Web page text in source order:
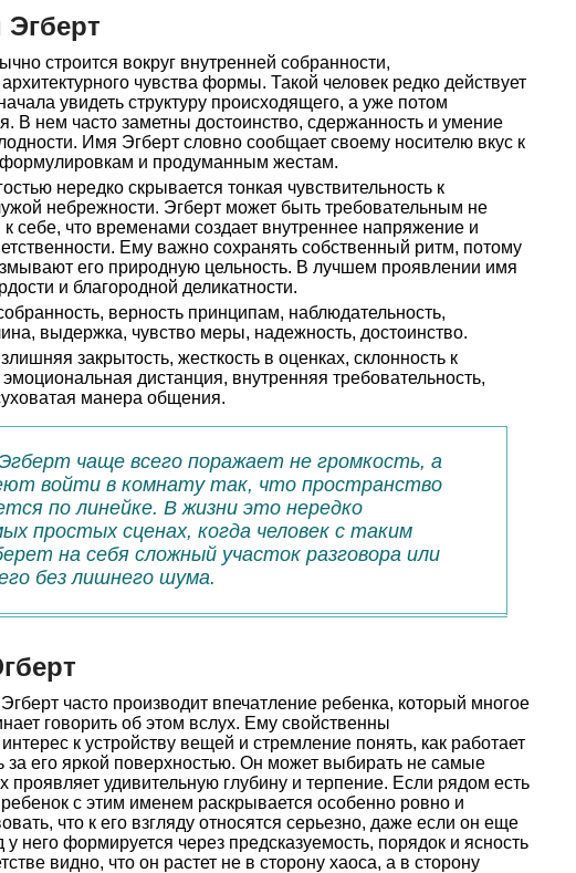
строится вокруг внутренней собранности,
чувства формы. Такой человек редко действует
увидеть структуру происходящего, а уже потом
В нем часто заметны достоинство, сдержанность и умение
Имя Эгберт словно сообщает своему носителю вкус к
и продуманным жестам.
нередко скрывается тонкая чувствительность к
небрежности. Эгберт может быть требовательным не
себе, что временами создает внутреннее напряжение и
Ему важно сохранять собственный ритм, потому
его природную цельность. В лучшем проявлении имя
и благородной деликатности.
верность принципам, наблюдательность,
выдержка, чувство меры, надежность, достоинство.
закрытость, жесткость в оценках, склонность к
дистанция, внутренняя требовательность,
манера общения.
чаще всего поражает не громкость, а
войти в комнату так, что пространство
по линейке. В жизни это нередко
простых сценах, когда человек с таким
на себя сложный участок разговора или
без лишнего шума.
часто производит впечатление ребенка, который многое
говорить об этом вслух. Ему свойственны
к устройству вещей и стремление понять, как работает
за его яркой поверхностью. Он может выбирать не самые
проявляет удивительную глубину и терпение. Если рядом есть
с этим именем раскрывается особенно ровно и
что к его взгляду относятся серьезно, даже если он еще
него формируется через предсказуемость, порядок и ясность
видно, что он растет не в сторону хаоса, а в сторону